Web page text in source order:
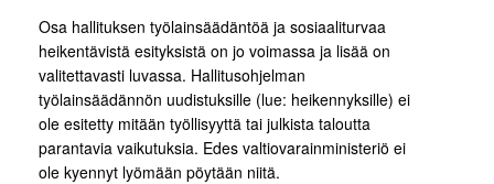
Osa hallituksen työlainsäädäntöä ja sosiaaliturvaa
heikentävistä esityksistä on jo voimassa ja lisää on
valitettavasti luvassa. Hallitusohjelman
työlainsäädännön uudistuksille (lue: heikennyksille) ei
ole esitetty mitään työllisyyttä tai julkista taloutta
parantavia vaikutuksia. Edes valtiovarainministeriö ei
ole kyennyt lyömään pöytään niitä.